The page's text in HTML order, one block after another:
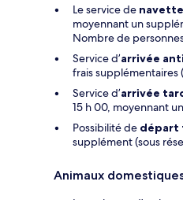
Le service de
moyennant un
Nombre de
Service d’arrivée
frais supplémentaires
Service d’arrivée
15 h 00, moyennant
Possibilité de départ
supplément (sous
Animaux